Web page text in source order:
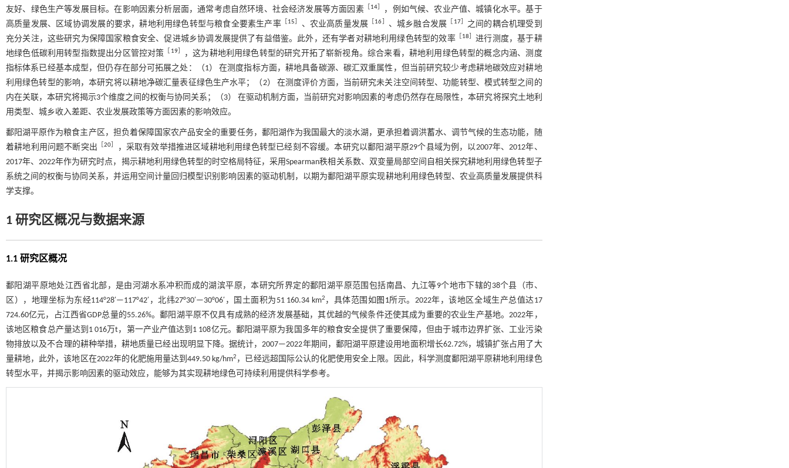
友好、绿色生产等发展目标。在影响因素分析层面，通常考虑自然环境、社会经济发展等方面因素［ 14］
，例如气候、农业产值、城镇化水平。基于
高质量发展、区域协调发展的要求，耕地利用绿色转型与粮食全要素生产率［ 15 、农业高质量发展 16 、城乡融合发展 17］ 之间的耦合机理受到
充分关注，这些研究为保障国家粮食安全、促进城乡协调发展提供了有益借鉴。此外，还有学者对耕地利用绿色转型的效率［ 18 ］进行测度，基于耕
地绿色低碳利用转型指数提出分区管控对策
19］
，这为耕地利用绿色转型的研究开拓了崭新视角。综合来看，耕地利用绿色转型的概念内涵、测度
指标体系已经基本成型，但仍存在部分可拓展之处：（1） 在测度指标方面，耕地具备碳源、碳汇双重属性，但当前研究较少考虑耕地碳效应对耕地
利用绿色转型的影响，本研究将以耕地净碳汇量表征绿色生产水平；（2） 在测度评价方面，当前研究未关注空间转型、功能转型、模式转型之间的
内在关联，本研究将揭示3个维度之间的权衡与协同关系；（3） 在驱动机制方面，当前研究对影响因素的考虑仍然存在局限性，本研究将探究土地利
用类型、城乡收入差距、农业发展政策等方面因素的影响效应。
鄱阳湖平原作为粮食主产区，担负着保障国家农产品安全的重要任务，鄱阳湖作为我国最大的淡水湖，更承担着调洪蓄水、调节气候的生态功能，随
着耕地利用问题不断突出 ［20
，采取有效举措推进区域耕地利用绿色转型已经刻不容缓。本研究以鄱阳湖平原29个县域为例，以2007年、2012年、
2017年、2022年作为研究时点，揭示耕地利用绿色转型的时空格局特征，采用Spearman秩相关系数、双变量局部空间自相关探究耕地利用绿色转型子
系统之间的权衡与协同关系，并运用空间计量回归模型识别影响因素的驱动机制，以期为鄱阳湖平原实现耕地利用绿色转型、农业高质量发展提供科
学支撑。
1 研究区概况与数据来源
1.1 研究区概况
鄱阳湖平原地处江西省北部，是由河湖水系冲积而成的湖滨平原，本研究所界定的鄱阳湖平原范围包括南昌、九江等9个地市下辖的38个县（市、
区），地理坐标为东经114°28′—117°42′，北纬27°30′—30°06′，国土面积为51 160.34 km2 ，具体范围如 图1所示。2022年，该地区全域生产总值达17
724.60亿元，占江西省GDP总量的55.26%。鄱阳湖平原不仅具有成熟的经济发展基础，其优越的气候条件还使其成为重要的农业生产基地。2022年，
该地区粮食总产量达到1 016万t，第一产业产值达到1 108亿元。鄱阳湖平原为我国多年的粮食安全提供了重要保障，但由于城市边界扩张、工业污染
物排放以及不合理的耕种举措，耕地质量已经出现明显下降。据统计，2007—2022年期间，鄱阳湖平原建设用地面积增长62.72%，城镇扩张占用了大
量耕地，此外，该地区在2022年的化肥施用量达到449.50 kg/hm2 ，已经远超国际公认的化肥使用安全上限。因此，科学测度鄱阳湖平原耕地利用绿色
转型水平，并揭示影响因素的驱动效应，能够为其实现耕地绿色可持续利用提供科学参考。